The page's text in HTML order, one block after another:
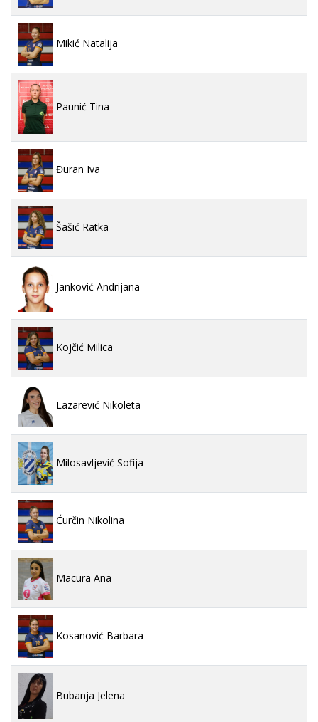
Mikić Natalija
Paunić Tina
Đuran Iva
Šašić Ratka
Janković Andrijana
Kojčić Milica
Lazarević Nikoleta
Milosavljević Sofija
Ćurčin Nikolina
Macura Ana
Kosanović Barbara
Bubanja Jelena